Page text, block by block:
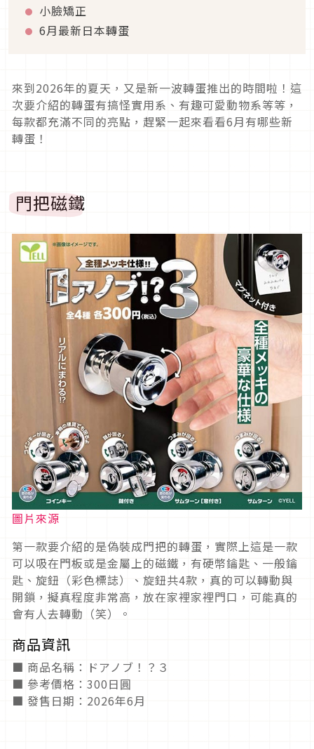
小臉矯正
6月最新日本轉蛋
來到2026年的夏天，又是新一波轉蛋推出的時間啦！這
次要介紹的轉蛋有搞怪實用系、有趣可愛動物系等等，
每款都充滿不同的亮點，趕緊一起來看看6月有哪些新
轉蛋！
門把磁鐵
圖片來源
第一款要介紹的是偽裝成門把的轉蛋，實際上這是一款
可以吸在門板或是金屬上的磁鐵，有硬幣鑰匙、一般鑰
匙、旋鈕（彩色標誌）、旋鈕共4款，真的可以轉動與
開鎖，擬真程度非常高，放在家裡家裡門口，可能真的
會有人去轉動（笑）。
商品資訊
■ 商品名稱：ドアノブ！？３
■ 參考價格：300日圓
■ 發售日期：2026年6月